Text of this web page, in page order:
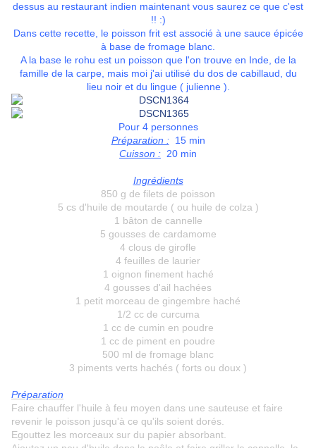
dessus au restaurant indien maintenant vous saurez ce que c'est
!! :)
Dans cette recette, le poisson frit est associé à une sauce épicée
à base de fromage blanc.
A la base le rohu est un poisson que l'on trouve en Inde, de la
famille de la carpe, mais moi j'ai utilisé du dos de cabillaud, du
lieu noir et du lingue ( julienne ).
Pour 4 personnes
Préparation :15 min
Cuisson : 20 min
Ingrédients
850 g de filets de poisson
5 cs d'huile de moutarde ( ou huile de colza )
1 bâton de cannelle
5 gousses de cardamome
4 clous de girofle
4 feuilles de laurier
1 oignon finement haché
4 gousses d'ail hachées
1 petit morceau de gingembre haché
1/2 cc de curcuma
1 cc de cumin en poudre
1 cc de piment en poudre
500 ml de fromage blanc
3 piments verts hachés ( forts ou doux )
Préparation
Faire chauffer l'huile à feu moyen dans une sauteuse et faire
revenir le poisson jusqu'à ce qu'ils soient dorés.
Egouttez les morceaux sur du papier absorbant.